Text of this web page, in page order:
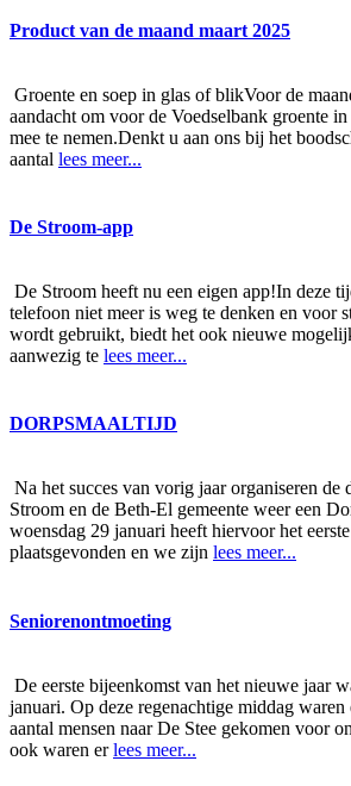
Product van de maand maart 2025
Groente en soep in glas of blikVoor de
aandacht om voor de Voedselbank groente
mee te nemen.Denkt u aan ons bij het
aantal lees meer...
De Stroom-app
De Stroom heeft nu een eigen app!In deze
telefoon niet meer is weg te denken en voor
wordt gebruikt, biedt het ook nieuwe
aanwezig te lees meer...
DORPSMAALTIJD
Na het succes van vorig jaar organiseren de
Stroom en de Beth-El gemeente weer een
woensdag 29 januari heeft hiervoor het
plaatsgevonden en we zijn lees meer...
Seniorenontmoeting
De eerste bijeenkomst van het nieuwe jaar
januari. Op deze regenachtige middag
aantal mensen naar De Stee gekomen voor
ook waren erlees meer...